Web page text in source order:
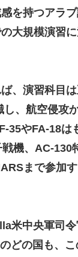
を持つアラ
大規模演習
、演習科目
、航空侵攻
やFA-18は
機、AC-130
まで参加
米中央軍司令
どの国も、